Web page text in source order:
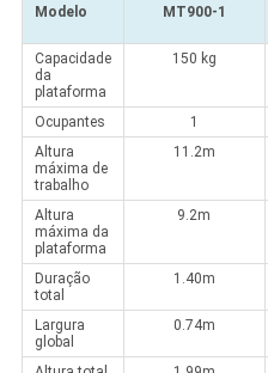
Modelo MT900-1
Capacidade
da
plataforma
150 kg
Ocupantes 1
Altura
máxima de
trabalho
11.2m
Altura
máxima da
plataforma
9.2m
Duração
total
1.40m
Largura
global
0.74m